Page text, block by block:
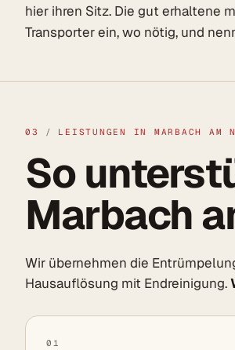
hier ihren Sitz. Die gut erhaltene
Transporter ein, wo nötig, und
03 / LEISTUNGEN IN MARBACH AM
So
Marbach
Wir übernehmen die
Hausauflösung mit Endreinigung.
01